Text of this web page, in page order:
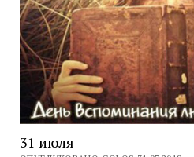
31 июля